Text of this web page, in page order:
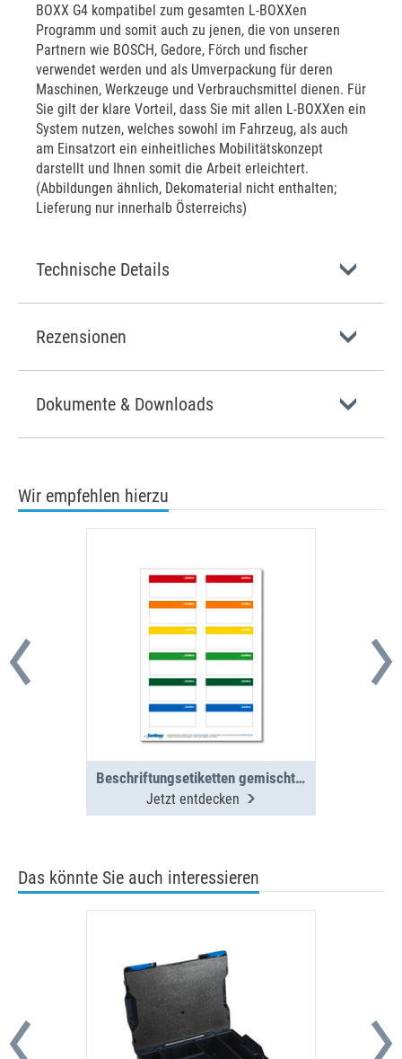
BOXX G4 kompatibel zum gesamten L-BOXXen
Programm und somit auch zu jenen, die von unseren
Partnern wie BOSCH, Gedore, Förch und fischer
verwendet werden und als Umverpackung für deren
Maschinen, Werkzeuge und Verbrauchsmittel dienen. Für
Sie gilt der klare Vorteil, dass Sie mit allen L-BOXXen ein
System nutzen, welches sowohl im Fahrzeug, als auch
am Einsatzort ein einheitliches Mobilitätskonzept
darstellt und Ihnen somit die Arbeit erleichtert.
(Abbildungen ähnlich, Dekomaterial nicht enthalten;
Lieferung nur innerhalb Österreichs)
Technische Details
Rezensionen
Dokumente & Downloads
Wir empfehlen hierzu
Beschriftungsetiketten gemischt BOXX/Koffer/Clip 12 St. (1 Bogen)
Jetzt entdecken
Das könnte Sie auch interessieren